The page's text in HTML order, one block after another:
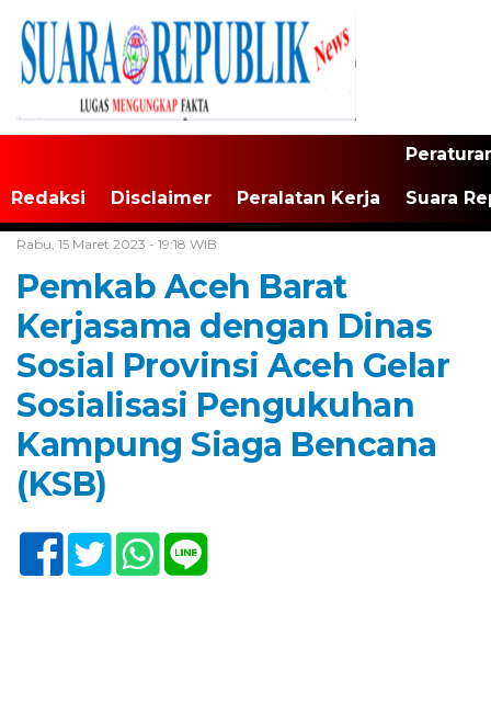
Redaksi Disclaimer Peralatan Kerja Suara
Rabu, 15 Maret 2023 - 19:18 WIB
Pemkab Aceh Barat
Kerjasama dengan Dinas
Sosial Provinsi Aceh Gelar
Sosialisasi Pengukuhan
Kampung Siaga Bencana
(KSB)